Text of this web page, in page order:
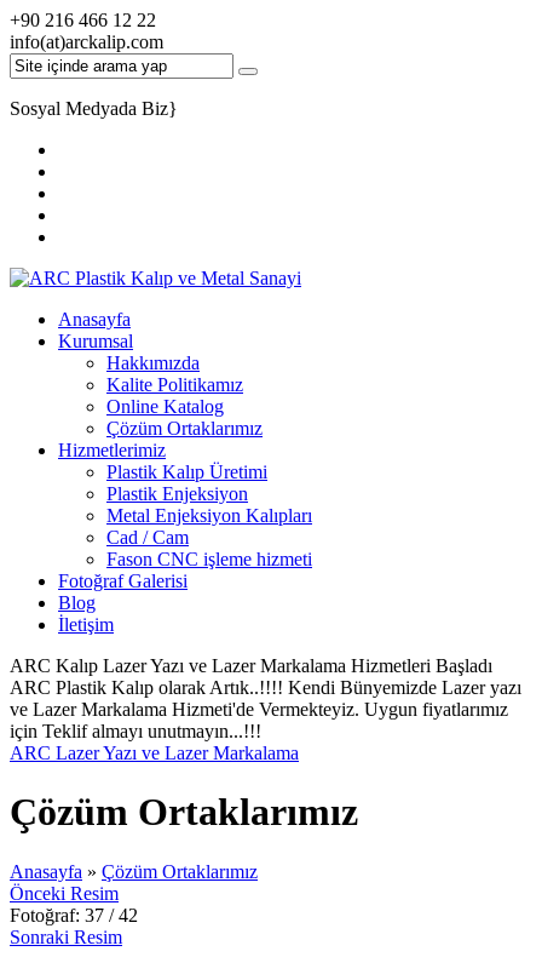
+90 216 466 12 22
info(at)arckalip.com
Sosyal Medyada Biz}
Anasayfa
Kurumsal
Hakkımızda
Kalite Politikamız
Online Katalog
Çözüm Ortaklarımız
Hizmetlerimiz
Plastik Kalıp Üretimi
Plastik Enjeksiyon
Metal Enjeksiyon Kalıpları
Cad / Cam
Fason CNC işleme hizmeti
Fotoğraf Galerisi
Blog
İletişim
ARC Kalıp Lazer Yazı ve Lazer Markalama Hizmetleri Başladı
ARC Plastik Kalıp olarak Artık..!!!! Kendi Bünyemizde Lazer yazı
ve Lazer Markalama Hizmeti'de Vermekteyiz. Uygun fiyatlarımız
için Teklif almayı unutmayın...!!!
ARC Lazer Yazı ve Lazer Markalama
Çözüm Ortaklarımız
Anasayfa » Çözüm Ortaklarımız
Önceki Resim
Fotoğraf: 37 / 42
Sonraki Resim